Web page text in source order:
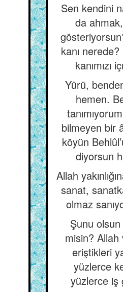
Sen kendini
da
kanı
kanımızı
Yürü,
hemen.
bilmeyen bir
köyün
diyorsun
Allah
sanat,
olmaz
Şunu
misin? Allah
eriştikleri
yüzlerce
yüzlerce iş